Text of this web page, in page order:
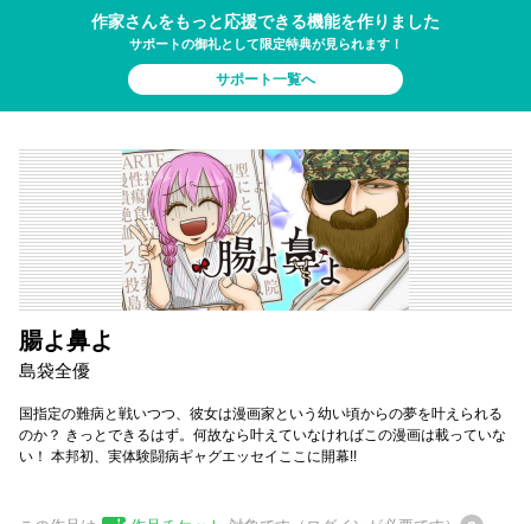
作家さんをもっと応援できる機能を作りました
サポートの御礼として限定特典が見られます！
サポート一覧へ
腸よ鼻よ
島袋全優
国指定の難病と戦いつつ、彼女は漫画家という幼い頃からの夢を叶えられる
のか？ きっとできるはず。何故なら叶えていなければこの漫画は載っていな
い！ 本邦初、実体験闘病ギャグエッセイここに開幕!!